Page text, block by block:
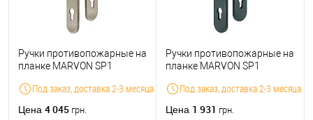
Под заказ, доставка 2-3 месяца
Ручки противопожарные на
планке MARVON SP1
нержавеющая сталь
Цена 4 045 грн.
Под заказ, доставка 2-3 месяца
Ручки противопожарные на
планке MARVON SP1
серый глянец
Цена 1 931 грн.